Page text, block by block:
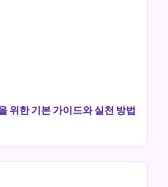
위한 기본 가이드와 실천 방법